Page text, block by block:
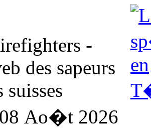
08 Ao�t 2026